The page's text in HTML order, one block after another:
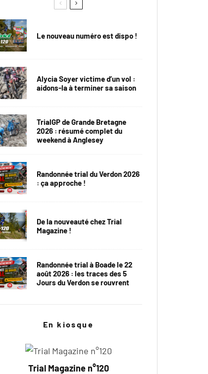
Le nouveau numéro est dispo !
Alycia Soyer victime d’un vol :
aidons-la à terminer sa saison
TrialGP de Grande Bretagne
2026 : résumé complet du
weekend à Anglesey
Randonnée trial du Verdon 2026
: ça approche !
De la nouveauté chez Trial
Magazine !
Randonnée trial à Boade le 22
août 2026 : les traces des 5
Jours du Verdon se rouvrent
En kiosque
Trial Magazine n°120